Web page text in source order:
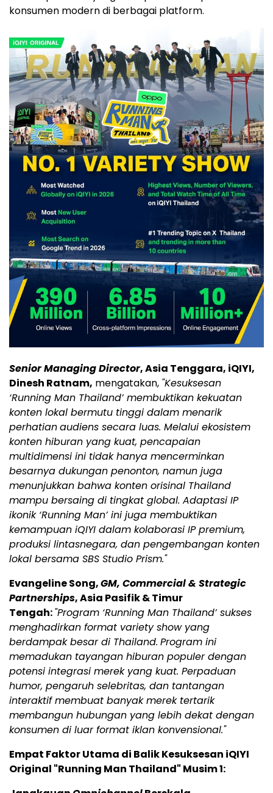
konsumen modern di berbagai platform.
Senior Managing Director, Asia Tenggara, iQIYI,
Dinesh Ratnam, mengatakan, "Kesuksesan
‘Running Man Thailand’ membuktikan kekuatan
konten lokal bermutu tinggi dalam menarik
perhatianaudiens secara luas. Melalui ekosistem
konten hiburan yang kuat, pencapaian
multidimensi ini tidak hanya mencerminkan
besarnya dukungan penonton, namun juga
menunjukkan bahwa konten orisinal Thailand
mampu bersaing di tingkat global. Adaptasi IP
ikonik ‘Running Man’ ini juga membuktikan
kemampuan iQIYI dalam kolaborasi IP premium,
produksi lintasnegara, dan pengembangan konten
lokal bersama SBS Studio Prism."
Evangeline Song,GM, Commercial & Strategic
Partnerships, Asia Pasifik & Timur
Tengah:"Program ‘Running Man Thailand’ sukses
menghadirkan format variety show yang
berdampak besar di Thailand. Program ini
memadukan tayangan hiburan populer dengan
potensi integrasi merek yang kuat. Perpaduan
humor, pengaruh selebritas, dan tantangan
interaktif membuat banyak merek tertarik
membangun hubungan yang lebih dekat dengan
konsumen di luar format iklan konvensional."
Empat Faktor Utama di Balik Kesuksesan iQIYI
Original "Running Man Thailand" Musim 1: